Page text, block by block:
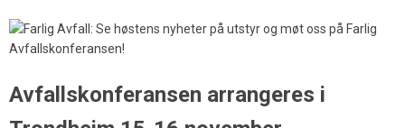
Avfallskonferansen arrangeres i